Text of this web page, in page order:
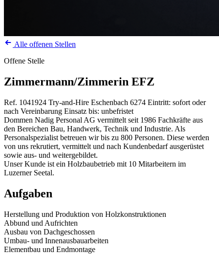
Alle offenen Stellen
Offene Stelle
Zimmermann/Zimmerin EFZ
Ref. 1041924 Try-and-Hire Eschenbach 6274 Eintritt: sofort oder
nach Vereinbarung Einsatz bis: unbefristet
Dommen Nadig Personal AG vermittelt seit 1986 Fachkräfte aus
den Bereichen Bau, Handwerk, Technik und Industrie. Als
Personalspezialist betreuen wir bis zu 800 Personen. Diese werden
von uns rekrutiert, vermittelt und nach Kundenbedarf ausgerüstet
sowie aus- und weitergebildet.
Unser Kunde ist ein Holzbaubetrieb mit 10 Mitarbeitern im
Luzerner Seetal.
Aufgaben
Herstellung und Produktion von Holzkonstruktionen
Abbund und Aufrichten
Ausbau von Dachgeschossen
Umbau- und Innenausbauarbeiten
Elementbau und Endmontage